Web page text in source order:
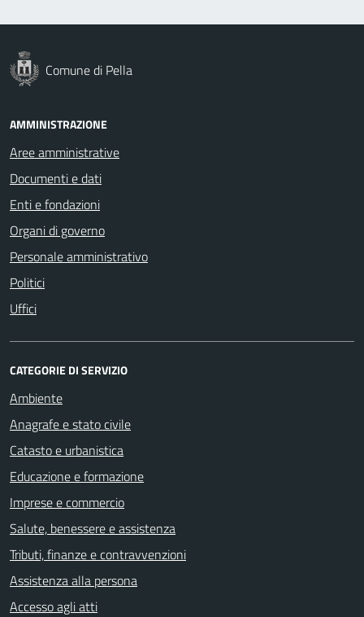
Comune di Pella
AMMINISTRAZIONE
Aree amministrative
Documenti e dati
Enti e fondazioni
Organi di governo
Personale amministrativo
Politici
Uffici
CATEGORIE DI SERVIZIO
Ambiente
Anagrafe e stato civile
Catasto e urbanistica
Educazione e formazione
Imprese e commercio
Salute, benessere e assistenza
Tributi, finanze e contravvenzioni
Assistenza alla persona
Accesso agli atti